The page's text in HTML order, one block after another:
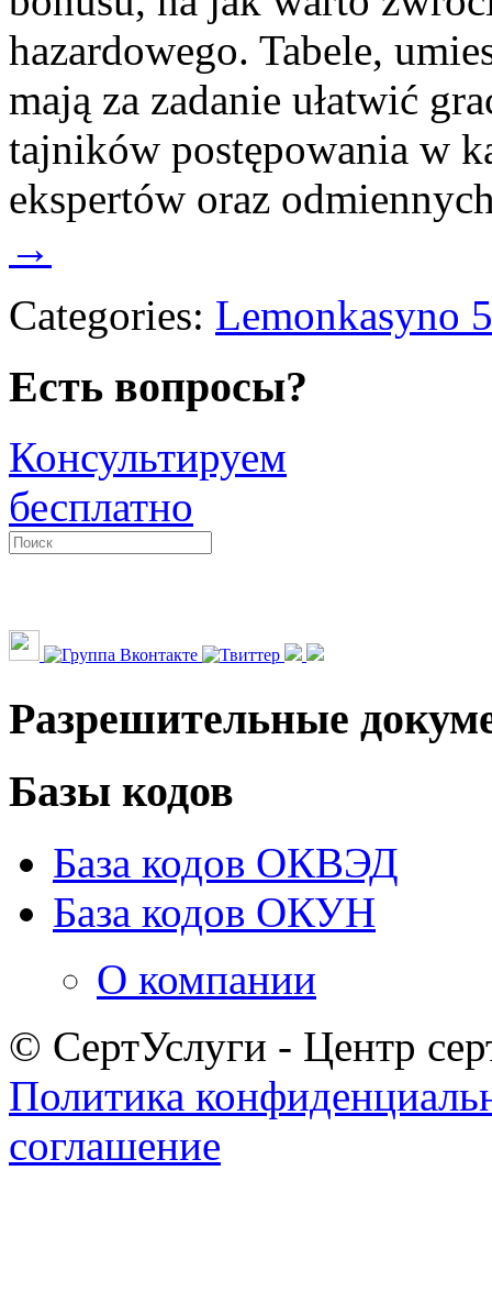
hazardowego. Tabele,
mają za zadanie ułatwić
tajników postępowania w
ekspertów oraz
→
Categories: Lemonkasyno
Есть вопросы?
Консультируем
бесплатно
Разрешительные
Базы кодов
База кодов ОКВЭД
База кодов ОКУН
О компании
© СертУслуги - Центр
Политика
соглашение